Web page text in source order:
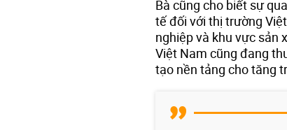
Bà cũng cho biết sự
tế đối với thị trường
nghiệp và khu vực sản
Việt Nam cũng đang
tạo nền tảng cho tăng